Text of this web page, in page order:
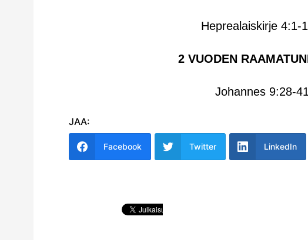
Heprealaiskirje 4:1-
2 VUODEN
Johannes 9:28-
JAA:
Facebook Twitter LinkedIn